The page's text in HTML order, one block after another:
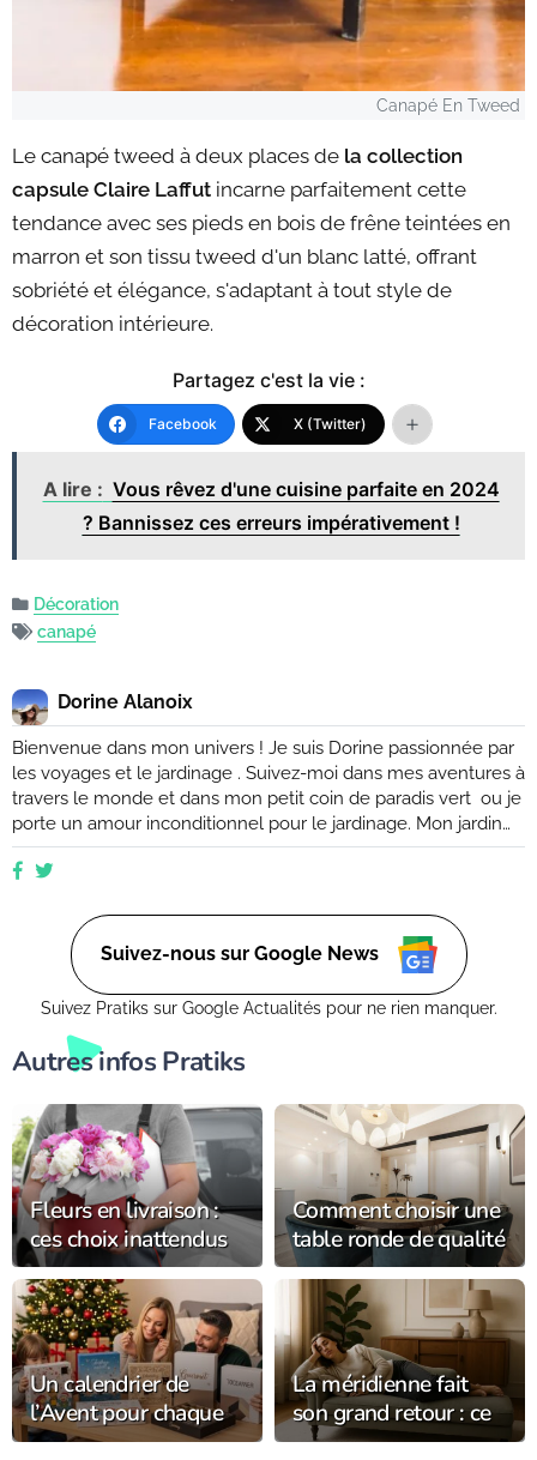
Canapé En Tweed
Le canapé tweed à deux places de la collection
capsule Claire Laffut incarne parfaitement cette
tendance avec ses pieds en bois de frêne teintées en
marron et son tissu tweed d'un blanc latté, offrant
sobriété et élégance, s'adaptant à tout style de
décoration intérieure.
Partagez c'est la vie :
Facebook X (Twitter)
A lire : Vous rêvez d'une cuisine parfaite en 2024
? Bannissez ces erreurs impérativement !
Décoration
canapé
Dorine Alanoix
Bienvenue dans mon univers ! Je suis Dorine passionnée par
les voyages et le jardinage . Suivez-moi dans mes aventures à
travers le monde et dans mon petit coin de paradis vert ou je
porte un amour inconditionnel pour le jardinage. Mon jardin
est mon havre de paix, un endroit où je peux me ressourcer
et m'émerveiller devant la beauté de la nature. Suivez mes
ce soit dans un petit coin de balcon ou dans un vaste espace
verdoyant. Suivez-nous sur Google News
Suivez Pratiks sur Google Actualités pour ne rien manquer.
Autres infos Pratiks
Fleurs en livraison :
ces choix inattendus
qui font fondre les
destinataires (et
durent bien plus
longtemps) !
Comment choisir une
table ronde de qualité
pour votre intérieur ?
Un calendrier de
l’Avent pour chaque
membre de la famille
La méridienne fait
son grand retour : ce
meuble oublié qui